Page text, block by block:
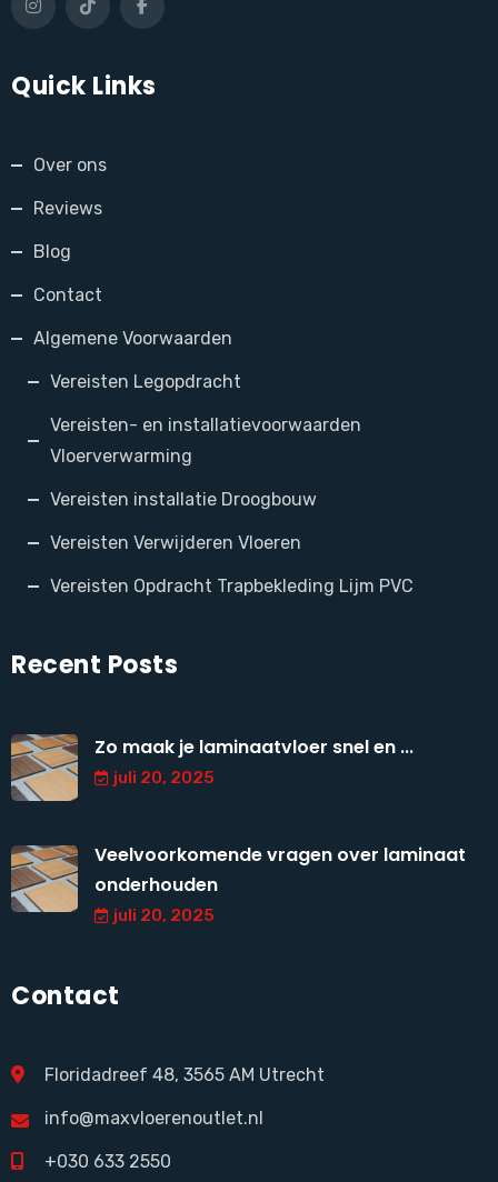
Quick Links
Over ons
Reviews
Blog
Contact
Algemene Voorwaarden
Vereisten Legopdracht
Vereisten- en installatievoorwaarden
Vloerverwarming
Vereisten installatie Droogbouw
Vereisten Verwijderen Vloeren
Vereisten Opdracht Trapbekleding Lijm PVC
Recent Posts
Zo maak je laminaatvloer snel en ...
juli 20, 2025
Veelvoorkomende vragen over laminaat
onderhouden
juli 20, 2025
Contact
Floridadreef 48, 3565 AM Utrecht
info@maxvloerenoutlet.nl
+030 633 2550